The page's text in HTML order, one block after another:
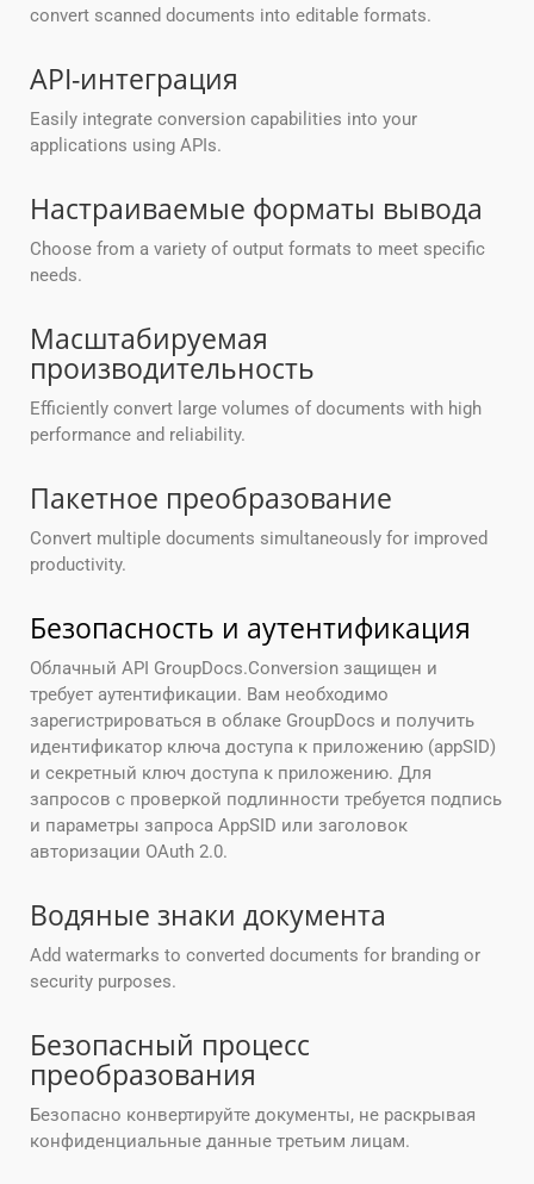
convert scanned documents into editable formats.
API-интеграция
Easily integrate conversion capabilities into your
applications using APIs.
Настраиваемые форматы вывода
Choose from a variety of output formats to meet specific
needs.
Масштабируемая
производительность
Efficiently convert large volumes of documents with high
performance and reliability.
Пакетное преобразование
Convert multiple documents simultaneously for improved
productivity.
Безопасность и аутентификация
Облачный API GroupDocs.Conversion защищен и
требует аутентификации. Вам необходимо
зарегистрироваться в облаке GroupDocs и получить
идентификатор ключа доступа к приложению (appSID)
и секретный ключ доступа к приложению. Для
запросов с проверкой подлинности требуется подпись
и параметры запроса AppSID или заголовок
авторизации OAuth 2.0.
Водяные знаки документа
Add watermarks to converted documents for branding or
security purposes.
Безопасный процесс
преобразования
Безопасно конвертируйте документы, не раскрывая
конфиденциальные данные третьим лицам.